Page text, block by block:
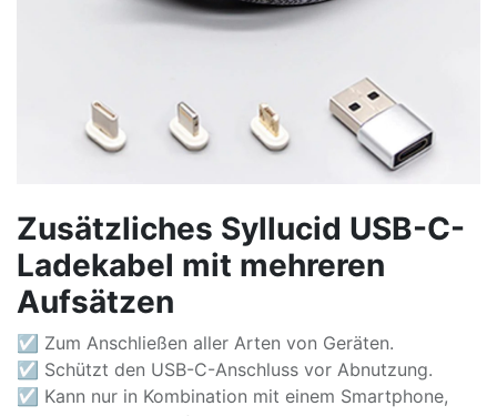
Zusätzliches Syllucid USB-C-
Ladekabel mit mehreren
Aufsätzen
☑ Zum Anschließen aller Arten von Geräten.
☑ Schützt den USB-C-Anschluss vor Abnutzung.
☑ Kann nur in Kombination mit einem Smartphone,